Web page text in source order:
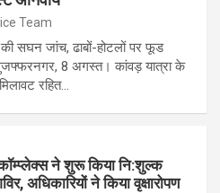
Team
की सघन जांच, ढाबों-होटलों पर फूड
8 अगस्त। कांवड़ यात्रा के
रहित…
ने शुरू किया नि:शुल्क
अधिकारियों ने किया वृक्षारोपण